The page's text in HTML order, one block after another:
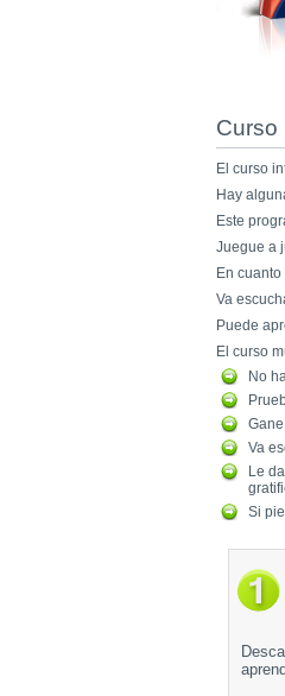
Curso
El curso
Hay
Este
Juegue a
En
Va
Puede
El curso
No
Va
Le
Si